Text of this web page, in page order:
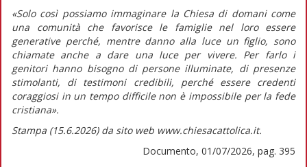
«Solo così possiamo immaginare la Chiesa di domani come
una comunità che favorisce le famiglie nel loro essere
generative perché, mentre danno alla luceun figlio, sono
chiamate anche adare una luce per vivere. Per farlo i
genitori hanno bisogno di persone illuminate, di presenze
stimolanti, di testimoni credibili, perché essere credenti
coraggiosi in un tempo difficile non è impossibile per la fede
cristiana».
Stampa (15.6.2026) da sito web www.chiesacattolica.it.
Documento, 01/07/2026, pag. 395